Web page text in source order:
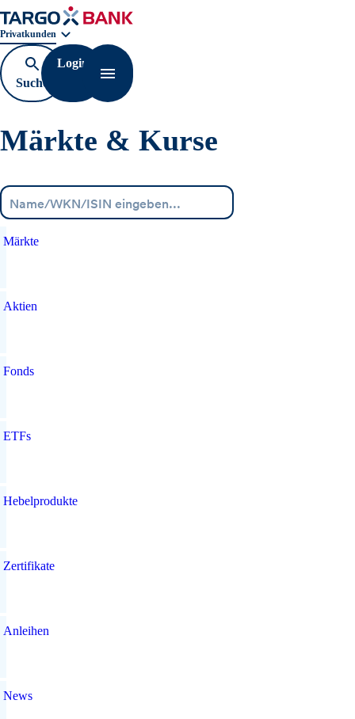
Geschäftsbereichnavigation. Aktuelle Auswahl:
Privatkunden
Suche
öffnen
Login
Navigation öffnen
Märkte & Kurse
Märkte
Aktien
Fonds
ETFs
Hebelprodukte
Zertifikate
Anleihen
News